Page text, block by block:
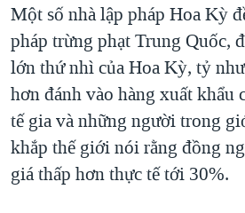
Một số nhà lập pháp Hoa Kỳ
pháp trừng phạt Trung Quốc,
lớn thứ nhì của Hoa Kỳ, tỷ như
hơn đánh vào hàng xuất khẩu
tế gia và những người trong
khắp thế giới nói rằng đồng
giá thấp hơn thực tế tới 30%.